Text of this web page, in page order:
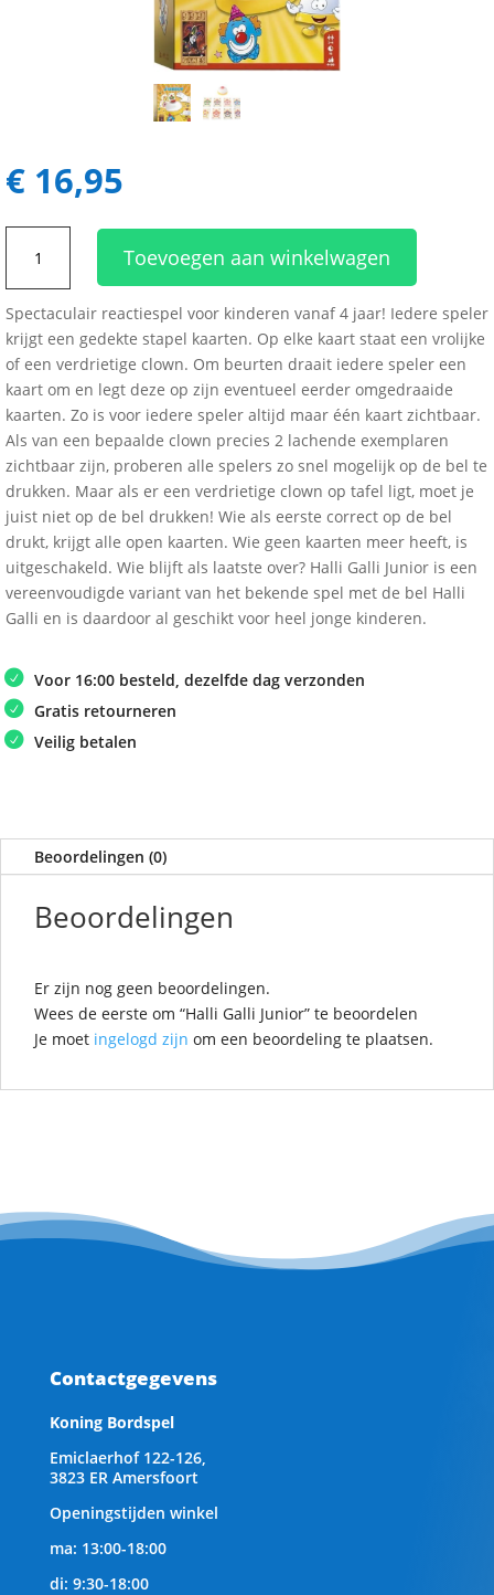
€ 16,95
Galli
Junior
aantal
Toevoegen aan winkelwagen
Spectaculair reactiespel voor kinderen vanaf 4 jaar! Iedere speler
krijgt een gedekte stapel kaarten. Op elke kaart staat een vrolijke
of een verdrietige clown. Om beurten draait iedere speler een
kaart om en legt deze op zijn eventueel eerder omgedraaide
kaarten. Zo is voor iedere speler altijd maar één kaart zichtbaar.
Als van een bepaalde clown precies 2 lachende exemplaren
zichtbaar zijn, proberen alle spelers zo snel mogelijk op de bel te
drukken. Maar als er een verdrietige clown op tafel ligt, moet je
juist niet op de bel drukken! Wie als eerste correct op de bel
drukt, krijgt alle open kaarten. Wie geen kaarten meer heeft, is
uitgeschakeld. Wie blijft als laatste over? Halli Galli Junior is een
vereenvoudigde variant van het bekende spel met de bel Halli
Galli en is daardoor al geschikt voor heel jonge kinderen.
Voor 16:00 besteld, dezelfde dag verzonden
Gratis retourneren
Veilig betalen
Beoordelingen (0)
Beoordelingen
Er zijn nog geen beoordelingen.
Wees de eerste om “Halli Galli Junior” te beoordelen
Je moet ingelogd zijn om een beoordeling te plaatsen.
Contactgegevens
Koning Bordspel
Emiclaerhof 122-126,
3823 ER Amersfoort
Openingstijden winkel
ma: 13:00-18:00
di: 9:30-18:00